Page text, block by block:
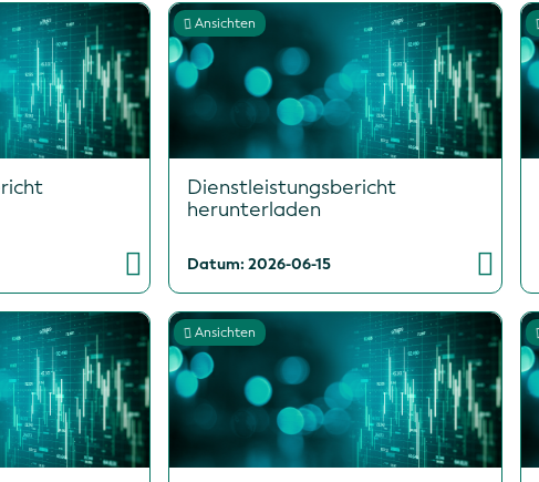
Ansichten
Dienstleistungsbericht
herunterladen
Datum: 2026-06-15
Ansichten